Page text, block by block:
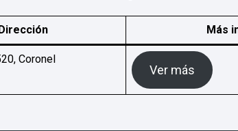
Más
Coronel
Ver más